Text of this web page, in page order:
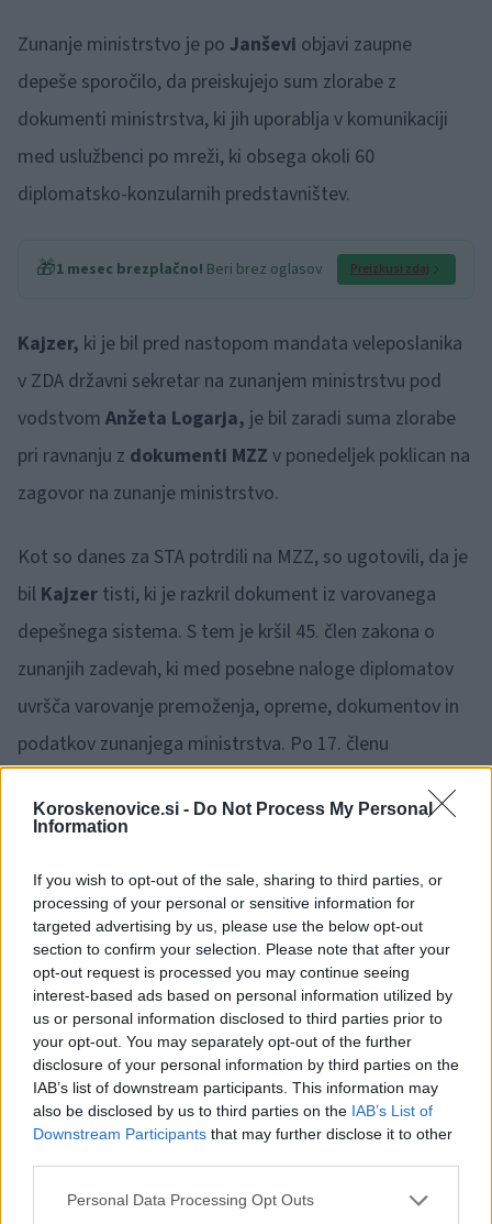
Koroskenovice.si - Do Not Process My Personal
Information
If you wish to opt-out of the sale, sharing to third parties, or
processing of your personal or sensitive information for
targeted advertising by us, please use the below opt-out
section to confirm your selection. Please note that after your
opt-out request is processed you may continue seeing
interest-based ads based on personal information utilized by
us or personal information disclosed to third parties prior to
your opt-out. You may separately opt-out of the further
disclosure of your personal information by third parties on the
IAB’s list of downstream participants. This information may
also be disclosed by us to third parties on the IAB’s List of
Downstream Participants that may further disclose it to other
Please note that this website/app uses one or more Google
Personal Data Processing Opt Outs
Zunanje ministrstvo je po Janševi objavi zaupne
depeše sporočilo, da preiskujejo sum zlorabe z
dokumenti ministrstva, ki jih uporablja v komunikaciji
med uslužbenci po mreži, ki obsega okoli 60
diplomatsko-konzularnih predstavništev.
🎁1 mesec brezplačno! Beri brez oglasov Preizkusi zdaj
Kajzer, ki je bil pred nastopom mandata veleposlanika
v ZDA državni sekretar na zunanjem ministrstvu pod
vodstvom Anžeta Logarja, je bil zaradi suma zlorabe
pri ravnanju z dokumenti MZZ v ponedeljek poklican na
zagovor na zunanje ministrstvo.
Kot so danes za STA potrdili na MZZ, so ugotovili, da je
bil Kajzer tisti, ki je razkril dokument iz varovanega
depešnega sistema. S tem je kršil 45. člen zakona o
zunanjih zadevah, ki med posebne naloge diplomatov
uvršča varovanje premoženja, opreme, dokumentov in
podatkov zunanjega ministrstva. Po 17. členu
odpoklican, če krši obveznosti iz 45. člena.
Zaradi omenjenih kršitev ter člena 16 b pravilnika o
varovanju osebnih podatkov na ministrstvu je ministrica
Tanja Fajonpodala predlog o predčasnem odpoklicu
veleposlanika Kajzerja, ki ga je vlada potrdila, so za
STA pojasnili na MZZ.
posameznik kazensko odgovoren za javno spodbujanje